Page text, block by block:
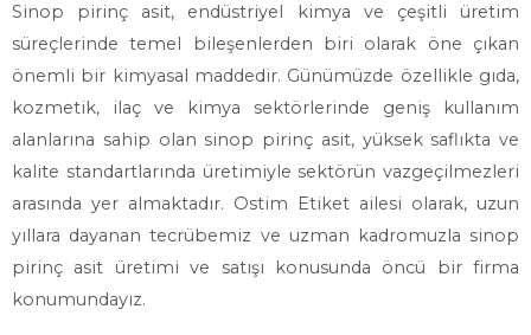
Sinop pirinç asit, endüstriyel kimya ve çeşitli üretim
süreçlerinde temel bileşenlerden biri olarak öne çıkan
önemli bir kimyasal maddedir. Günümüzde özellikle gıda,
kozmetik, ilaç ve kimya sektörlerinde geniş kullanım
alanlarına sahip olan sinop pirinç asit, yüksek saflıkta ve
kalite standartlarında üretimiyle sektörün vazgeçilmezleri
arasında yer almaktadır. Ostim Etiket ailesi olarak, uzun
yıllara dayanan tecrübemiz ve uzman kadromuzla sinop
pirinç asit üretimi ve satışı konusunda öncü bir firma
konumundayız.